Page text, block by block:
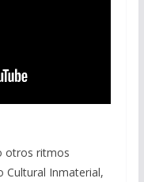
otros ritmos
Cultural Inmaterial,